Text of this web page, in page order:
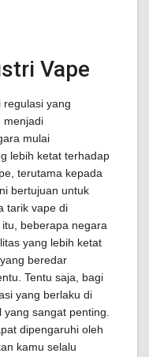
Vape
regulasi yang
menjadi
mulai
lebih ketat terhadap
terutama kepada
bertujuan untuk
tarik vape di
beberapa negara
yang lebih ketat
beredar
Tentu saja, bagi
yang berlaku di
sangat penting.
dipengaruhi oleh
kamu selalu